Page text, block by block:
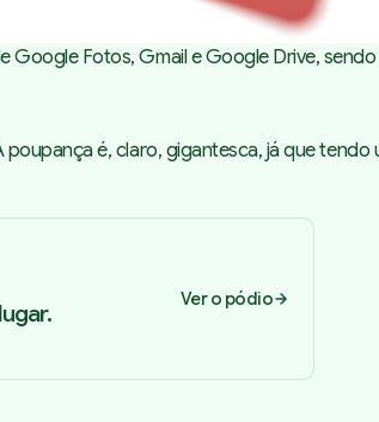
Google Fotos, Gmail e Google Drive,
é, claro, gigantesca, já que tendo
Ver o pódio